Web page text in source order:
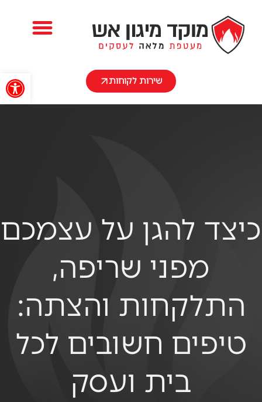
שירות לקוחות
כיצד להגן על עצמכם
מפני שריפה,
התלקחות והצתה:
טיפים חשובים לכל
בית ועסק